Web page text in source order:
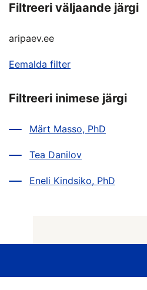
Filtreeri väljaande järgi
aripaev.ee
Eemalda filter
Filtreeri inimese järgi
Märt Masso, PhD
Tea Danilov
Eneli Kindsiko, PhD